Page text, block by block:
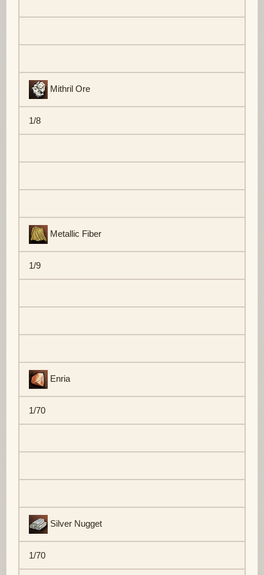
Mithril Ore
1/8
Metallic Fiber
1/9
Enria
1/70
Silver Nugget
1/70